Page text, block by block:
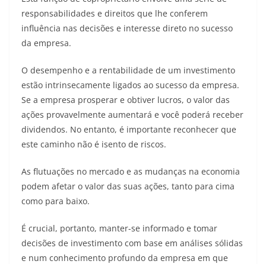
responsabilidades e direitos que lhe conferem
influência nas decisões e interesse direto no sucesso
da empresa.
O desempenho e a rentabilidade de um investimento
estão intrinsecamente ligados ao sucesso da empresa.
Se a empresa prosperar e obtiver lucros, o valor das
ações provavelmente aumentará e você poderá receber
dividendos. No entanto, é importante reconhecer que
este caminho não é isento de riscos.
As flutuações no mercado e as mudanças na economia
podem afetar o valor das suas ações, tanto para cima
como para baixo.
É crucial, portanto, manter-se informado e tomar
decisões de investimento com base em análises sólidas
e num conhecimento profundo da empresa em que